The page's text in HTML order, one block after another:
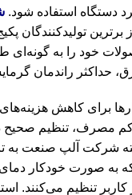
دستگاه استفاده شود.
برترین تولیدکنندگان
خود را به گونه‌ای
حداکثر راندمان
برای کاهش
کم مصرف، تنظیم
شرکت آلپ صنعت به
به صورت خودکار
تنظیم می‌کنند.